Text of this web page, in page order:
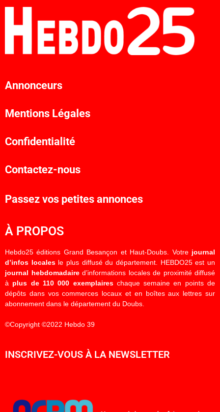
Annonceurs
Mentions Légales
Confidentialité
Contactez-nous
Passez vos petites annonces
À PROPOS
Hebdo25 éditions Grand Besançon et Haut-Doubs. Votre journal
d’infos localesle plus diffusé du département. HEBDO25 est un
journal hebdomadaired’informations locales de proximité diffusé
à plus de 110 000 exemplaireschaque semaine en points de
dépôts dans vos commerces locaux et en boîtes aux lettres sur
abonnement dans le département du Doubs.
©Copyright ©2022 Hebdo 39
INSCRIVEZ-VOUS À LA NEWSLETTER